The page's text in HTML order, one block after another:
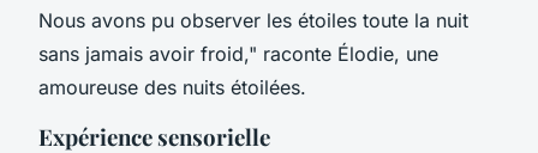
Nous avons pu observer les étoiles toute la nuit
sans jamais avoir froid," raconte Élodie, une
amoureuse des nuits étoilées.
Expérience sensorielle